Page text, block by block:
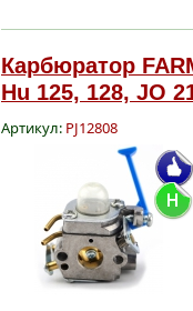
Карбюратор
Hu 125, 128, JO
Артикул: PJ12808